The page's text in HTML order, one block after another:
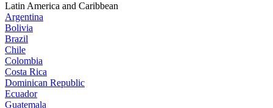
Latin America and Caribbean
Argentina
Bolivia
Brazil
Chile
Colombia
Costa Rica
Dominican Republic
Ecuador
Guatemala